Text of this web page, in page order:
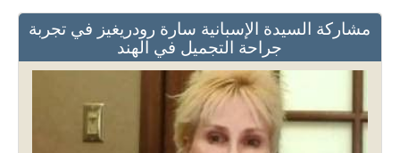
مشاركة السيدة الإسبانية سارة رودريغيز في تجربة
جراحة التجميل في الهند